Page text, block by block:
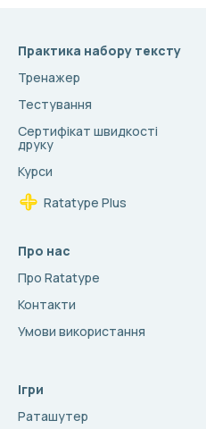
Практика набору тексту
Тренажер
Тестування
Сертифікат швидкості
друку
Курси
Ratatype Plus
Про нас
Про Ratatype
Контакти
Умови використання
Ігри
Раташутер